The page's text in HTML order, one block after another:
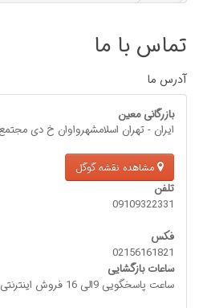
تماس با ما
آدرس ما
بازرگانی معین
ایران - تهران اسلامشهرواوان خ دی مجتمع پامچال
مشاهده نقشه گوگل
تلفن
09109322331
فکس
02156161821
ساعات بازگشایی
ساعت پاسخگویی 9الی 16 فروش اینترنتی 24ساعت شبانه روز